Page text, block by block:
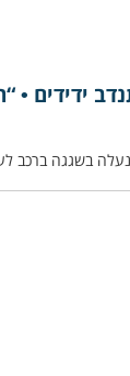
ידידים •